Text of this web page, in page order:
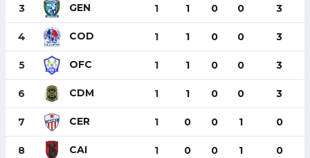
3 GEN 1 1 0 0 3
4 COD 1 1 0 0 3
5 OFC 1 1 0 0 3
6 CDM 1 1 0 0 3
7 CER 1 0 0 1 0
8 CAI 1 0 0 1 0